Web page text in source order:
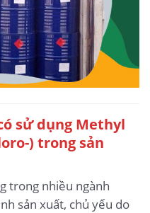
sử dụng Methyl
) trong sản
trong nhiều ngành
sản xuất, chủ yếu do